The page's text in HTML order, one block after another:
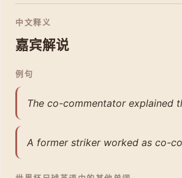
中文释义
嘉宾解说
例句
The co-commentator explained
A former striker worked as co-